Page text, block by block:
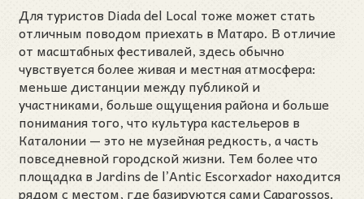
Для туристов Diada del Local тоже может стать
отличным поводом приехать в Матаро. В отличие
от масштабных фестивалей, здесь обычно
чувствуется более живая и местная атмосфера:
меньше дистанции между публикой и
участниками, больше ощущения района и больше
понимания того, что культура кастельеров в
Каталонии — это не музейная редкость, а часть
повседневной городской жизни. Тем более что
площадка в Jardins de l’Antic Escorxador находится
рядом с местом, где базируются сами Capgrossos.